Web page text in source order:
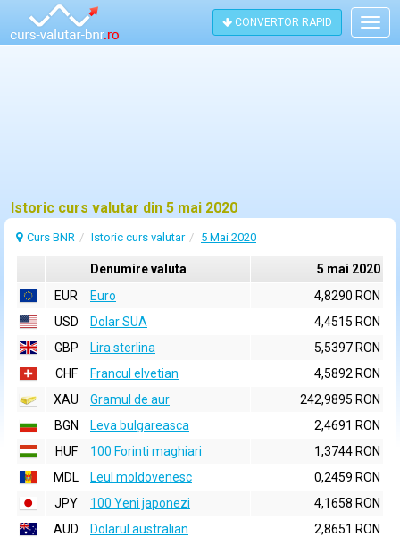
CONVERTOR RAPID
Istoric curs valutar din 5 mai 2020
Curs BNR Istoric curs valutar 5 Mai 2020
Denumire valuta
5 mai 2020
EUR
Euro
4,8290 RON
USD
Dolar SUA
4,4515 RON
GBP
Lira sterlina
5,5397 RON
CHF
Francul elvetian
4,5892 RON
XAU
Gramul de aur
242,9895 RON
BGN
Leva bulgareasca
2,4691 RON
HUF
100 Forinti maghiari
1,3744 RON
MDL
Leul moldovenesc
0,2459 RON
JPY
100 Yeni japonezi
4,1658 RON
AUD
Dolarul australian
2,8651 RON